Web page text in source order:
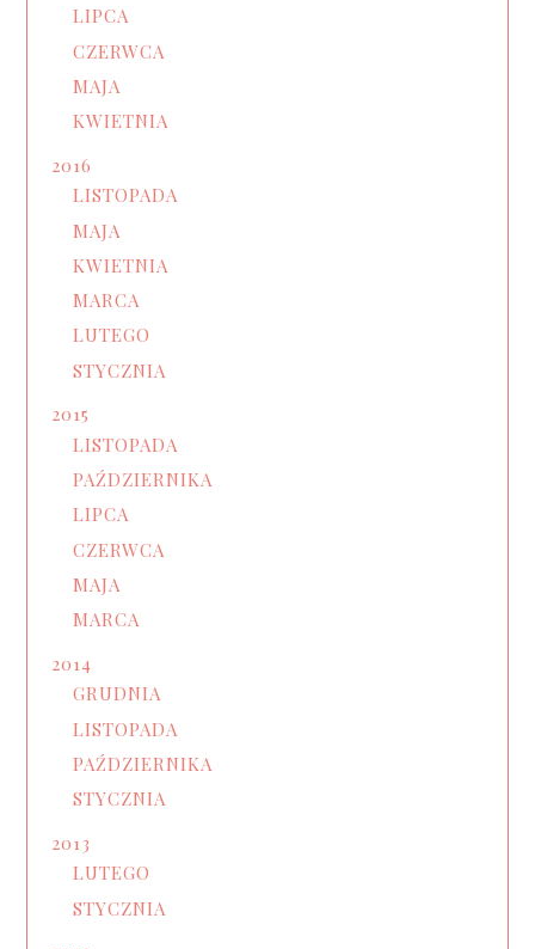
LIPCA
CZERWCA
MAJA
KWIETNIA
2016
LISTOPADA
MAJA
KWIETNIA
MARCA
LUTEGO
STYCZNIA
2015
LISTOPADA
PAŹDZIERNIKA
LIPCA
CZERWCA
MAJA
MARCA
2014
GRUDNIA
LISTOPADA
PAŹDZIERNIKA
STYCZNIA
2013
LUTEGO
STYCZNIA